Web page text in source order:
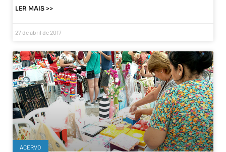
LER MAIS >>
27 de abril de 2017
ACERVO